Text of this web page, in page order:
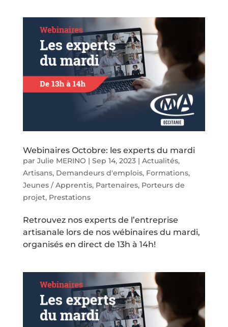
Webinaires Octobre: les experts du mardi
par Julie MERINO | Sep 14, 2023| Actualités,
Artisans, Demandeurs d'emplois, Formations,
Jeunes / Apprentis, Partenaires, Porteurs de
projet, Prestations
Retrouvez nos experts de l’entreprise
artisanale lors de nos wébinaires du mardi,
organisés en direct de 13h à 14h!